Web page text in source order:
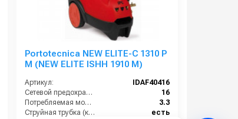
Portotecnica NEW ELITE-C 1310 P
M (NEW ELITE ISHH 1910 M)
Артикул:
IDAF40416
Сетевой предохранитель (А):
16
Потребляемая мощность (Вт):
3.3
Струйная трубка (копьё):
есть